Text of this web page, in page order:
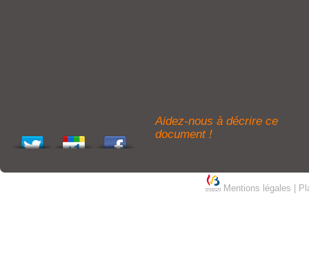
Aidez-nous à décrire ce
document !
Mentions légales